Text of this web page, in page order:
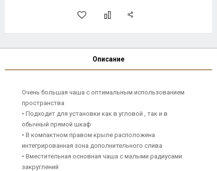
Описание
Очень большая чаша с оптимальным использованием
пространства
• Подходит для установки как в угловой , так и в
обычный прямой шкаф
• В компактном правом крыле расположена
интегрированная зона дополнительного слива
• Вместительная основная чаша с малыми радиусами
закруглений